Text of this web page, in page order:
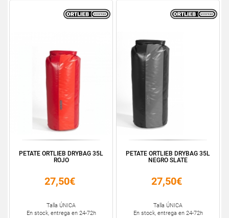
PETATE ORTLIEB DRYBAG 35L
ROJO
27,50€
Talla ÚNICA
En stock, entrega en 24-72h
PETATE ORTLIEB DRYBAG 35L
NEGRO SLATE
27,50€
Talla ÚNICA
En stock, entrega en 24-72h